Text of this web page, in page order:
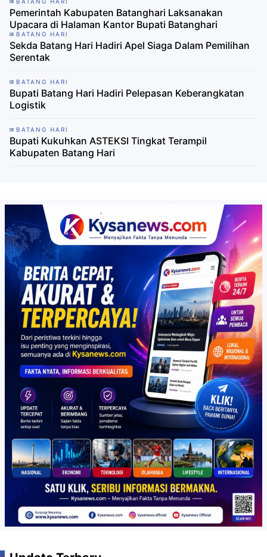
Pemerintah Kabupaten Batanghari Laksanakan
Upacara di Halaman Kantor Bupati Batanghari
BATANG HARI
Sekda Batang Hari Hadiri Apel Siaga Dalam Pemilihan
Serentak
BATANG HARI
Bupati Batang Hari Hadiri Pelepasan Keberangkatan
Logistik
BATANG HARI
Bupati Kukuhkan ASTEKSI Tingkat Terampil
Kabupaten Batang Hari